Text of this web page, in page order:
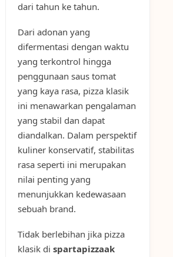
dari tahun ke tahun.
Dari adonan yang
difermentasi dengan waktu
yang terkontrol hingga
penggunaan saus tomat
yang kaya rasa, pizza klasik
ini menawarkan pengalaman
yang stabil dan dapat
diandalkan. Dalam perspektif
kuliner konservatif, stabilitas
rasa seperti ini merupakan
nilai penting yang
menunjukkan kedewasaan
sebuah brand.
Tidak berlebihan jika pizza
klasik di spartapizzaak